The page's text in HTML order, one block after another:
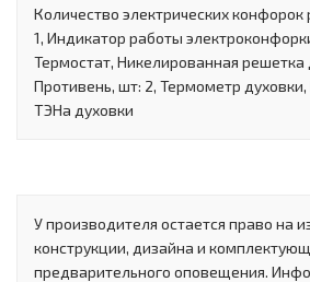
Количество электрических конфорок
1, Индикатор работы
Термостат, Никелированная решетка
Противень, шт: 2, Термометр
ТЭНа духовки
У производителя остается право на
конструкции, дизайна и
предварительного оповещения.